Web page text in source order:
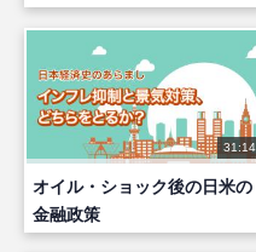
31:14
オイル・ショック後の日米の
金融政策